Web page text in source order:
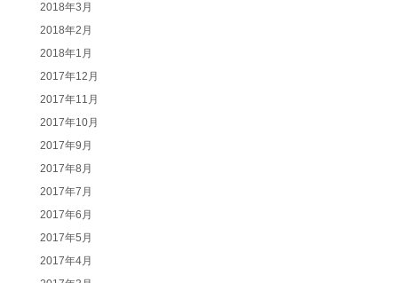
2018年3月
2018年2月
2018年1月
2017年12月
2017年11月
2017年10月
2017年9月
2017年8月
2017年7月
2017年6月
2017年5月
2017年4月